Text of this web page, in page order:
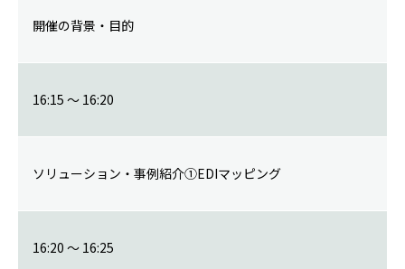
開催の背景・⽬的
16:15 ～ 16:20
ソリューション・事例紹介①EDIマッピング
16:20 ～ 16:25